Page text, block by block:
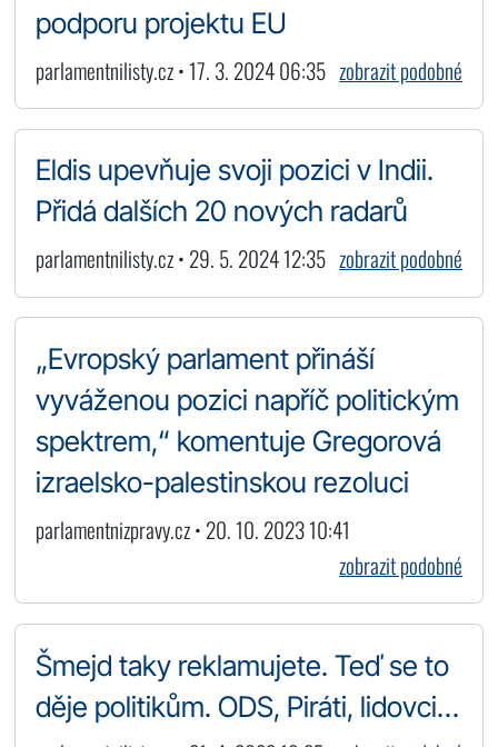
podporu projektu EU
parlamentnilisty.cz • 17. 3. 2024 06:35 zobrazit podobné
Eldis upevňuje svoji pozici v Indii.
Přidá dalších 20 nových radarů
parlamentnilisty.cz • 29. 5. 2024 12:35 zobrazit podobné
„Evropský parlament přináší
vyváženou pozici napříč politickým
spektrem,“ komentuje Gregorová
izraelsko-palestinskou rezoluci
parlamentnizpravy.cz • 20. 10. 2023 10:41
zobrazit podobné
Šmejd taky reklamujete. Teď se to
děje politikům. ODS, Piráti, lidovci…